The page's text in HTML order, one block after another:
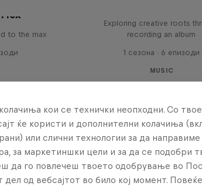
to the max
Exploring creative roots
recording an album
1 сезона · 6 епизоди
MUSIC
кои се технички неопходни. Со твое
ќе користи и дополнителни колачиња
или слични технологии за да
за маркетиншки цели и за да се подобри
да го повлечеш твоето одобрување во
од вебсајтот во било кој момент. Повеќе